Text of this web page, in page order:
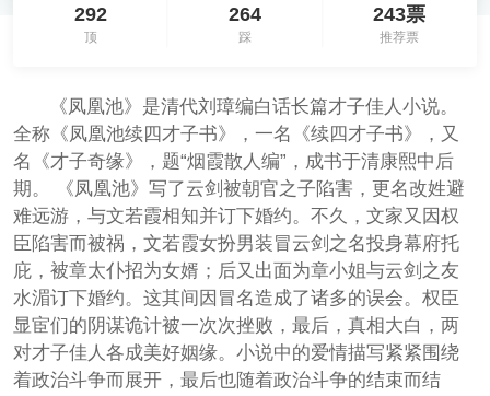
292
顶
264
踩
243票
推荐票
《凤凰池》是清代刘璋编白话长篇才子佳人小说。
全称《凤凰池续四才子书》，一名《续四才子书》，又
名《才子奇缘》，题“烟霞散人编”，成书于清康熙中后
期。 《凤凰池》写了云剑被朝官之子陷害，更名改姓避
难远游，与文若霞相知并订下婚约。不久，文家又因权
臣陷害而被祸，文若霞女扮男装冒云剑之名投身幕府托
庇，被章太仆招为女婿；后又出面为章小姐与云剑之友
水湄订下婚约。这其间因冒名造成了诸多的误会。权臣
显宦们的阴谋诡计被一次次挫败，最后，真相大白，两
对才子佳人各成美好姻缘。小说中的爱情描写紧紧围绕
着政治斗争而展开，最后也随着政治斗争的结束而结